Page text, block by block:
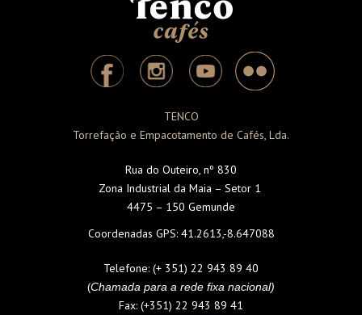
TENCO
Torrefação e Empacotamento de Cafés, Lda.
Rua do Outeiro, nº 830
Zona Industrial da Maia – Setor 1
4475 – 150 Gemunde
Coordenadas GPS:41.2613,-8.647088
Telefone: (+ 351) 22 943 89 40
(Chamada para a rede fixa nacional)
Fax: (+351) 22 943 89 41